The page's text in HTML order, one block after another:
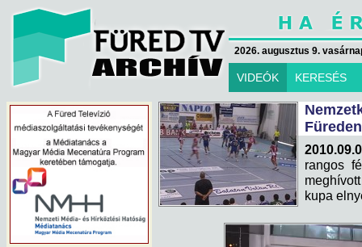
2026. augusztus 9.
VIDEÓK KERESÉS
Füreden
rangos
kupa